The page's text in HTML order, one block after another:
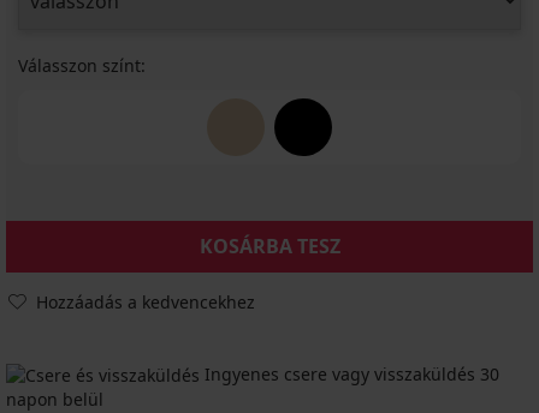
Válasszon színt:
KOSÁRBA TESZ
Hozzáadás a kedvencekhez
Ingyenes csere vagy visszaküldés 30
napon belül